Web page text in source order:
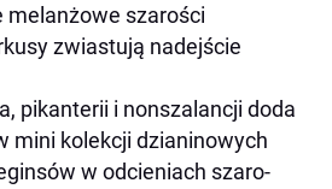
szarości
zwiastują nadejście
pikanterii i nonszalancji doda
mini kolekcji dzianinowych
w odcieniach szaro-